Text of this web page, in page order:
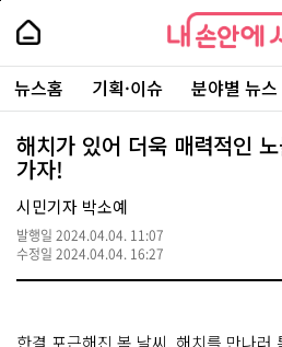
본
로
가
내
손
안
에
서
울
-
서
울
시
대
표
소
통
포
내
손
에
울
주
요
서
뉴스홈 기획·이슈 분야별 뉴스
해치가 있어 더욱 매력적인
가자!
시민기자 박소예
발행일 2024.04.04. 11:07
수정일 2024.04.04. 16:27
한결 포근해진 봄 날씨, 해치를 만나러
페
상
단
로